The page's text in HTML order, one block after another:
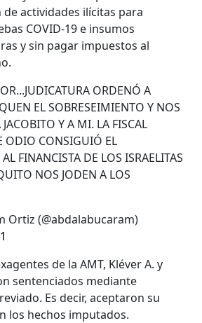
actividades ilícitas para
COVID-19 e insumos
y sin pagar impuestos al
ORDENÓ A
EL SOBRESEIMIENTO Y NOS
Y A MI. LA FISCAL
ODIO CONSIGUIÓ EL
FINANCISTA DE LOS ISRAELITAS
NOS JODEN A LOS
Ortiz (@abdalabucaram)
de la AMT, Kléver A. y
sentenciados mediante
Es decir, aceptaron su
los hechos imputados.